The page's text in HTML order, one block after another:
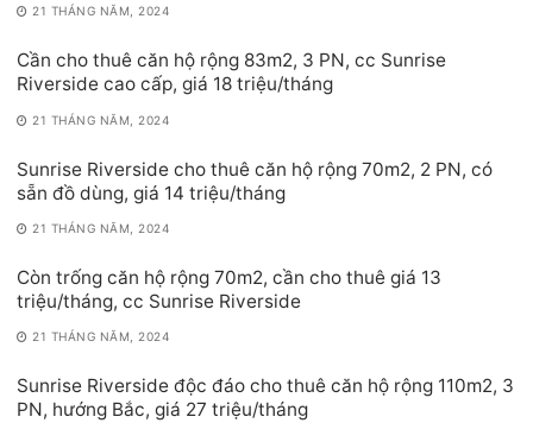
21 THÁNG NĂM, 2024
Cần cho thuê căn hộ rộng 83m2, 3 PN, cc Sunrise
Riverside cao cấp, giá 18 triệu/tháng
21 THÁNG NĂM, 2024
Sunrise Riverside cho thuê căn hộ rộng 70m2, 2 PN, có
sẵn đồ dùng, giá 14 triệu/tháng
21 THÁNG NĂM, 2024
Còn trống căn hộ rộng 70m2, cần cho thuê giá 13
triệu/tháng, cc Sunrise Riverside
21 THÁNG NĂM, 2024
Sunrise Riverside độc đáo cho thuê căn hộ rộng 110m2, 3
PN, hướng Bắc, giá 27 triệu/tháng